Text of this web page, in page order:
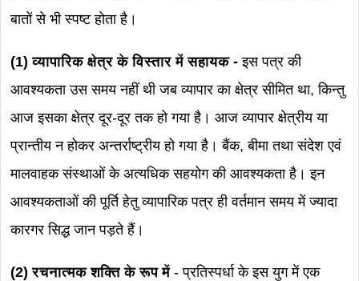
बातों से भी स्पष्ट होता है।
(1) व्यापारिक क्षेत्र के विस्तार में सहायक - इस पत्र की
आवश्यकता उस समय नहीं थी जब व्यापार का क्षेत्र सीमित था, किन्तु
आज इसका क्षेत्र दूर-दूर तक हो गया है। आज व्यापार क्षेत्रीय या
प्रान्तीय न होकर अन्तर्राष्ट्रीय हो गया है। बैंक, बीमा तथा संदेश एवं
मालवाहक संस्थाओं के अत्यधिक सहयोग की आवश्यकता है। इन
आवश्यकताओं की पूर्ति हेतु व्यापारिक पत्र ही वर्तमान समय में ज्यादा
कारगर सिद्ध जान पड़ते हैं।
(2) रचनात्मक शक्ति के रूप में - प्रतिस्पर्धा के इस युग में एक